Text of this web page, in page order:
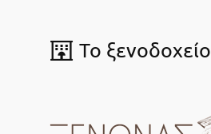
To ξενοδοχείο